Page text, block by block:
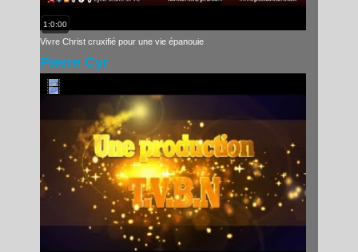
1:0:00
Vivre Christ cruxifié pour une vie épanouie
Pierre Cyr